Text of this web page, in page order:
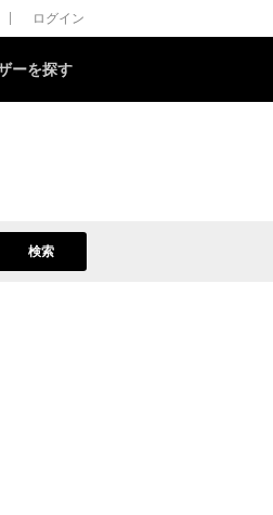
ログイン
ーを探す
検索